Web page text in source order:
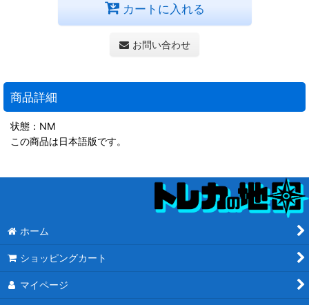
カートに入れる
お問い合わせ
商品詳細
状態：NM
この商品は日本語版です。
ホーム
ショッピングカート
マイページ